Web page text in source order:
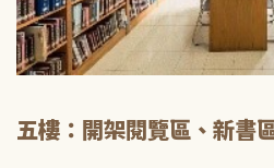
五樓：開架閱覽區、新書